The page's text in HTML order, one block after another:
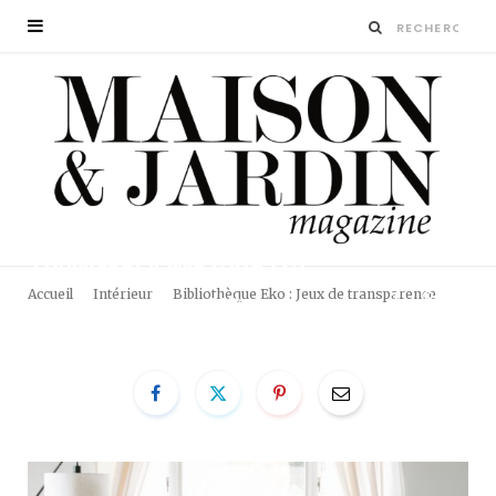
Accueil Intérieur Bibliothèque Eko : Jeux de transparence
BY LA RÉDACTION 27 MARS 2019